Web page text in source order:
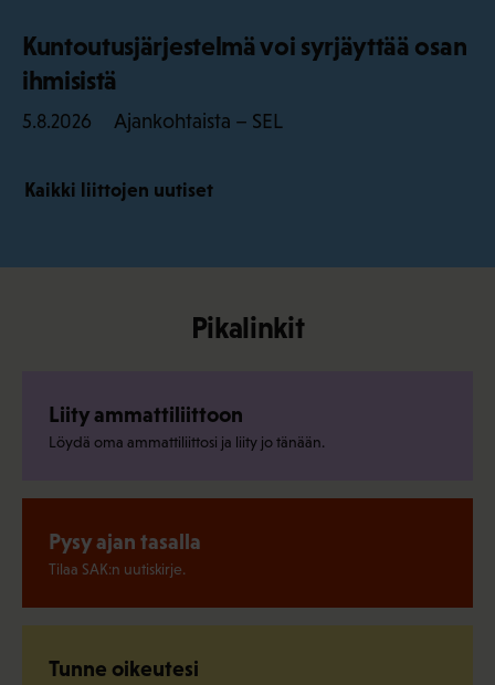
Kuntoutusjärjestelmä voi syrjäyttää osan
ihmisistä
5.8.2026 Ajankohtaista – SEL
Kaikki liittojen uutiset
Pikalinkit
Liity ammattiliittoon
Löydä oma ammattiliittosi ja liity jo tänään.
Pysy ajan tasalla
Tilaa SAK:n uutiskirje.
Tunne oikeutesi